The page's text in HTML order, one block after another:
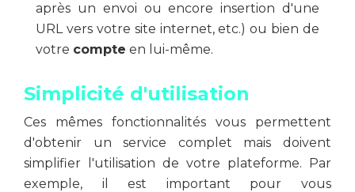
après un envoi ou encore insertion d'une
URL vers votre site internet, etc.) ou bien de
votre compte en lui-même.
Simplicité d'utilisation
Ces mêmes fonctionnalités vous permettent
d'obtenir un service complet mais doivent
simplifier l'utilisation de votre plateforme. Par
exemple, il est important pour vous